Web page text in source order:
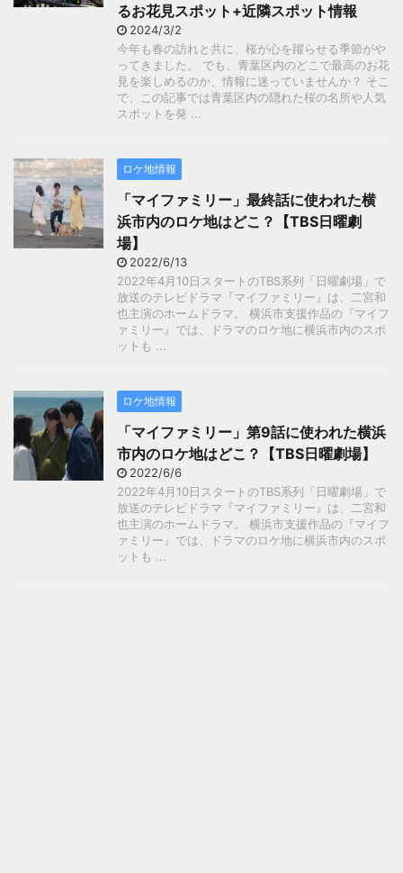
るお花見スポット+近隣スポット情報
2024/3/2
今年も春の訪れと共に、桜が心を躍らせる季節がや
ってきました。 でも、青葉区内のどこで最高のお花
見を楽しめるのか、情報に迷っていませんか？ そこ
で、この記事では青葉区内の隠れた桜の名所や人気
スポットを発 ...
ロケ地情報
「マイファミリー」最終話に使われた横
浜市内のロケ地はどこ？【TBS日曜劇
場】
2022/6/13
2022年4月10日スタートのTBS系列「日曜劇場」で
放送のテレビドラマ『マイファミリー』は、二宮和
也主演のホームドラマ。 横浜市支援作品の『マイフ
ァミリー』では、ドラマのロケ地に横浜市内のスポ
ットも ...
ロケ地情報
「マイファミリー」第9話に使われた横浜
市内のロケ地はどこ？【TBS日曜劇場】
2022/6/6
2022年4月10日スタートのTBS系列「日曜劇場」で
放送のテレビドラマ『マイファミリー』は、二宮和
也主演のホームドラマ。 横浜市支援作品の『マイフ
ァミリー』では、ドラマのロケ地に横浜市内のスポ
ットも ...